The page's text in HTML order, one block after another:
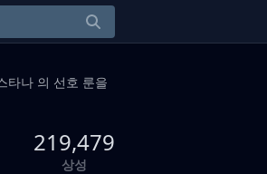
타나 의 선호 룬을
219,479
상성